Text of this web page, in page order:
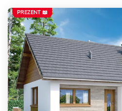
PREZENT 📖